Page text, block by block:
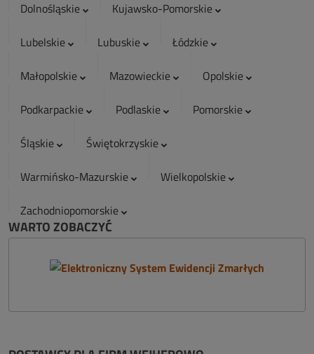
Dolnośląskie
Kujawsko-Pomorskie
Lubelskie
Lubuskie
Łódzkie
Małopolskie
Mazowieckie
Opolskie
Podkarpackie
Podlaskie
Pomorskie
Śląskie
Świętokrzyskie
Warmińsko-Mazurskie
Wielkopolskie
Zachodniopomorskie
WARTO ZOBACZYĆ